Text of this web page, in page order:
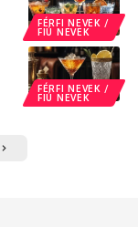
FÉRFI NEVEK /
FIÚ NEVEK
FÉRFI NEVEK /
FIÚ NEVEK